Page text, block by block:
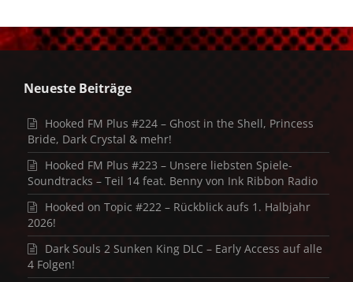
Neueste Beiträge
Hooked FM Plus #224 – Ghost in the Shell, Princess
Bride, Dark Crystal & mehr!
Hooked FM Plus #223 – Unsere liebsten Spiele-
Soundtracks – Teil 14 feat. Benny von Ink Ribbon Radio
Hooked on Topic #222 – Rückblick aufs 1. Halbjahr
2026!
Dark Souls 2 Sunken King DLC – Early Access auf alle
4 Folgen!